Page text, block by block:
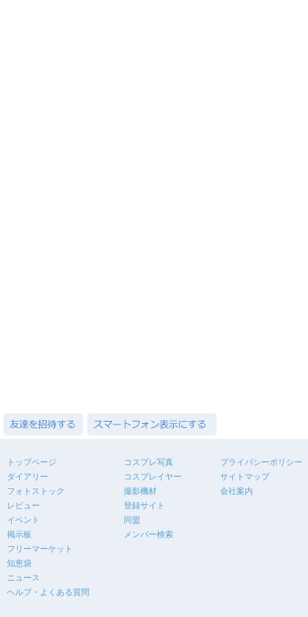
トップページ
ダイアリー
フォトストック
レビュー
イベント
掲示板
フリーマーケット
知恵袋
ニュース
ヘルプ・よくある質問
コスプレ写真
コスプレイヤー
撮影機材
登録サイト
同盟
メンバー検索
プライバシーポリシー
サイトマップ
会社案内